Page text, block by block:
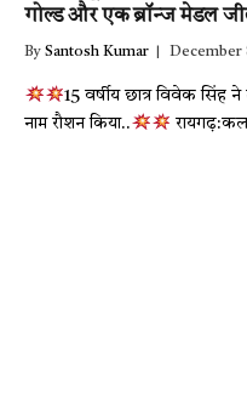
गोल्ड और एक ब्रॉन्ज मेडल
By Santosh Kumar December
15 वर्षीय छात्र विवेक
नाम रौशन किया..